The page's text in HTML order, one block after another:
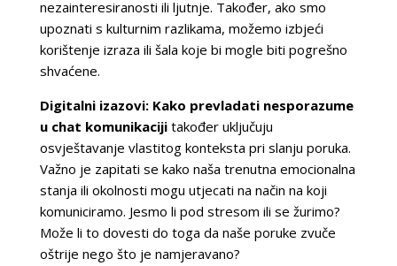
nezainteresiranosti ili ljutnje. Također, ako smo
upoznati s kulturnim razlikama, možemo izbjeći
korištenje izraza ili šala koje bi mogle biti pogrešno
shvaćene.
Digitalni izazovi: Kako prevladati nesporazume
u chat komunikacijitakođer uključuju
osvještavanje vlastitog konteksta pri slanju poruka.
Važno je zapitati se kako naša trenutna emocionalna
stanja ili okolnosti mogu utjecati na način na koji
komuniciramo. Jesmo li pod stresom ili se žurimo?
Može li to dovesti do toga da naše poruke zvuče
oštrije nego što je namjeravano?